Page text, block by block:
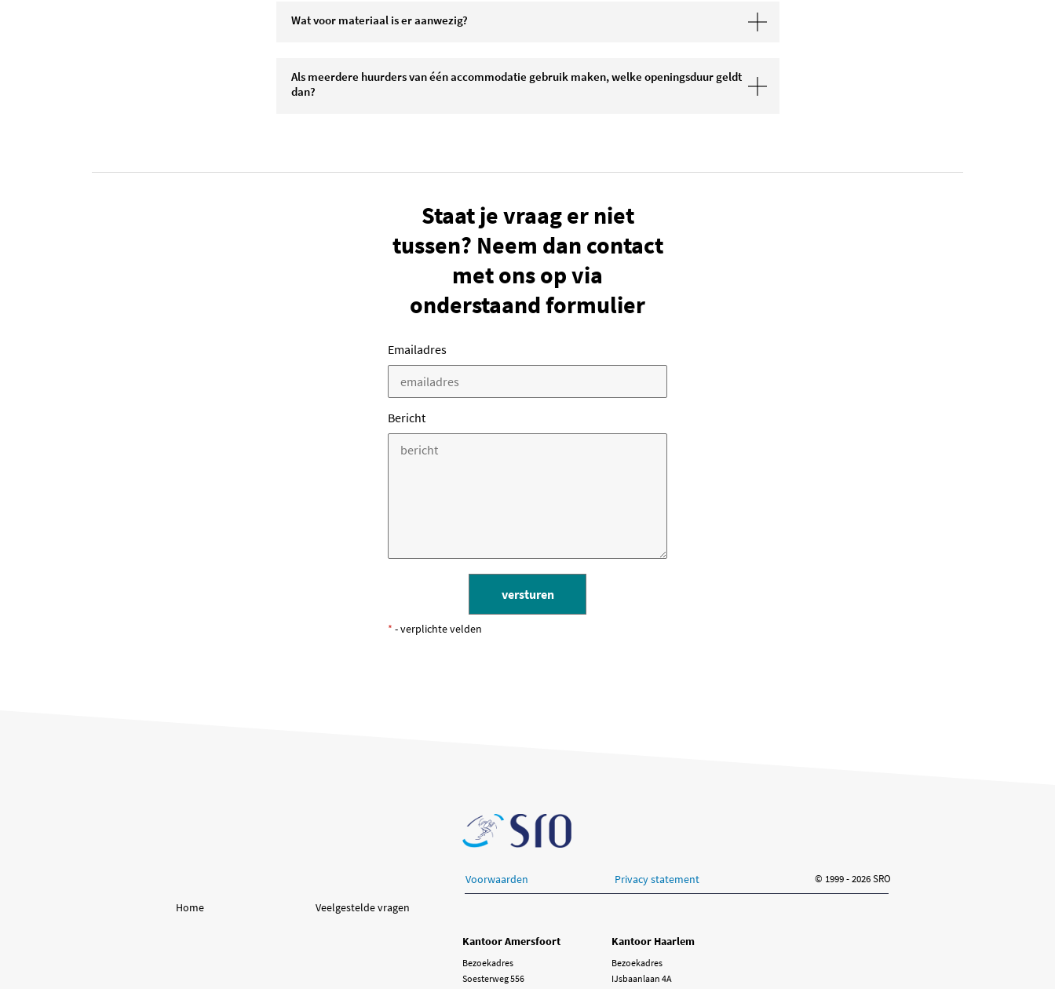
Wat voor materiaal is er aanwezig?
Als meerdere huurders van één accommodatie gebruik maken, welke openingsduur geldt
dan?
Staat je vraag er niet
tussen? Neem dan contact
met ons op via
onderstaand formulier
Emailadres
Bericht
* - verplichte velden
Home Veelgestelde vragen
Voorwaarden Privacy statement © 1999 - 2026 SRO
Kantoor Amersfoort
Bezoekadres
Soesterweg 556
Kantoor Haarlem
Bezoekadres
IJsbaanlaan 4A